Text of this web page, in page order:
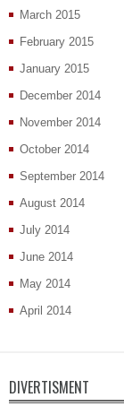
March 2015
February 2015
January 2015
December 2014
November 2014
October 2014
September 2014
August 2014
July 2014
June 2014
May 2014
April 2014
DIVERTISMENT